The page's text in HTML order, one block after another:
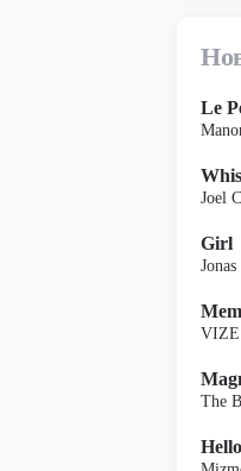
Le
Joel
Girl
VIZE
The